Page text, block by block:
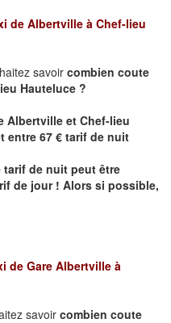
de Albertville à Chef-lieu
savoir combien coute
Hauteluce ?
Albertville et Chef-lieu
entre 67 € tarif de nuit
de nuit peut être
de jour ! Alors si possible,
de Gare Albertville à
savoir combien coute